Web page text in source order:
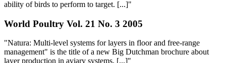
ability of birds to perform to target. [...]"
World Poultry Vol. 21 No. 3 2005
"Natura: Multi-level systems for layers in floor and free-range
management" is the title of a new Big Dutchman brochure about
layer production in aviary systems. [...]"